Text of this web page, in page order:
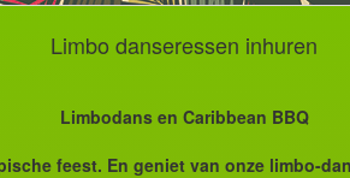
Limbo danseressen inhuren
Limbodans en Caribbean BBQ
feest. En geniet van onze limbo-